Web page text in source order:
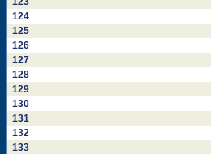
124
125
126
127
128
129
130
131
132
133